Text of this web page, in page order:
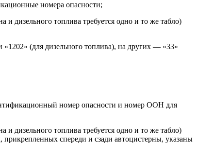
номера опасности;
дизельного топлива требуется одно и то же табло)
(для дизельного топлива), на других — «33»
номер опасности и номер ООН для
дизельного топлива требуется одно и то же табло)
прикрепленных спереди и сзади автоцистерны, указаны